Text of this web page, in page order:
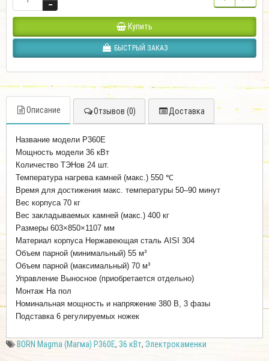
Купить
БЫСТРЫЙ ЗАКАЗ
Описание Отзывов (0) Доставка
Название модели Р360E
Мощность модели 36 кВт
Количество ТЭНов 24 шт.
Температура нагрева камней (макс.) 550 ℃
Время для достижения макс. температуры 50–90 минут
Вес корпуса 70 кг
Вес закладываемых камней (макс.) 400 кг
Размеры 603×850×1107 мм
Материал корпуса Нержавеющая сталь AISI 304
Объем парной (минимальный) 55 м³
Объем парной (максимальный) 70 м³
Управление Выносное (приобретается отдельно)
Монтаж На пол
Номинальная мощность и напряжение 380 В, 3 фазы
Подставка 6 регулируемых ножек
BORN Magma (Магма) Р360E, 36 кВт, Электрокаменки